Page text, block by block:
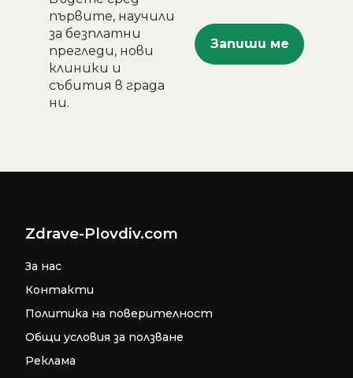
първите, научили
за безплатни
прегледи, нови
клиники и
събития в града
ни.
Zdrave-Plovdiv.com
За нас
Контакти
Политика на поверителност
Общи условия за ползване
Реклама